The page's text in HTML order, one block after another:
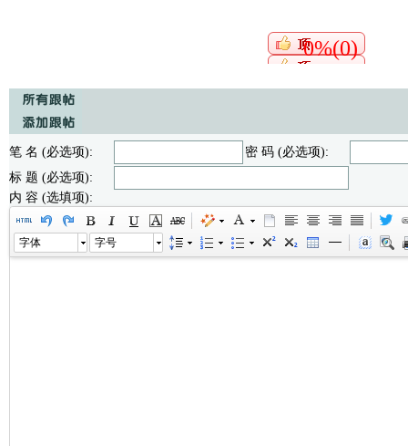
0%(0)
笔 名 (必选项):
密 码 (必选项):
标 题 (必选项):
内 容 (选填项):
字体 字号